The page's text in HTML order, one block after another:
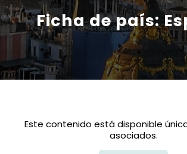
Ficha de país:
Este contenido está disponible
asociados.